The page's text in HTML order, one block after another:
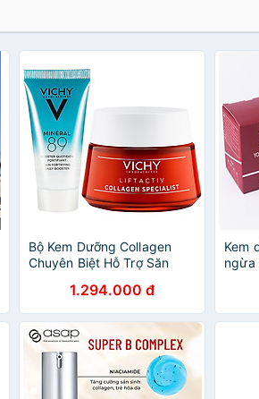
Bộ Kem Dưỡng Collagen
Chuyên Biệt Hỗ Trợ Săn
Hóa Vichy Liftactiv Collagen
Specialist
1.294.000 đ
Kem
ngừa